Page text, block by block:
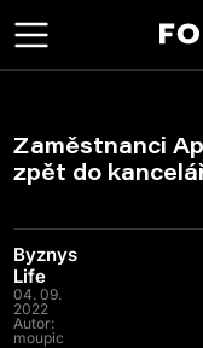
Zaměstnanci
zpět do
Byznys
Life
04. 09.
2022
Autor:
moupic